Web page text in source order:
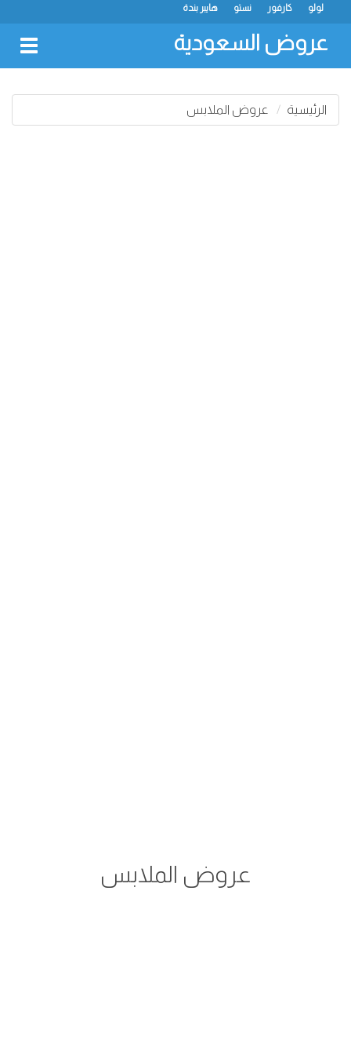
هايبر بندة نستو كارفور لولو
عروض السعودية
الرئيسية عروض الملابس
عروض الملابس